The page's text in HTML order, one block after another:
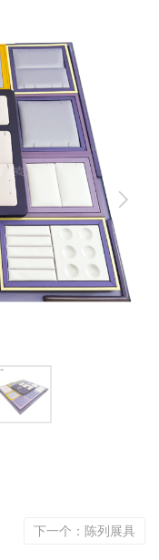
下一个：陈列展具